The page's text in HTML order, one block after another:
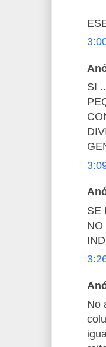
SI
SE
NO
No